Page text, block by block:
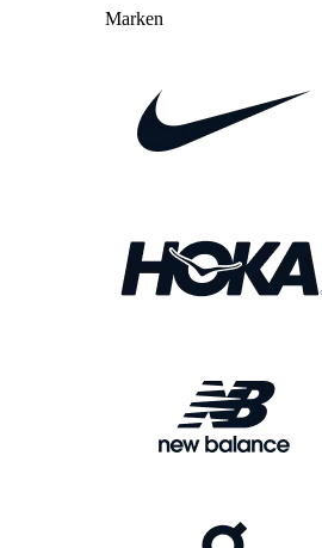
Marken